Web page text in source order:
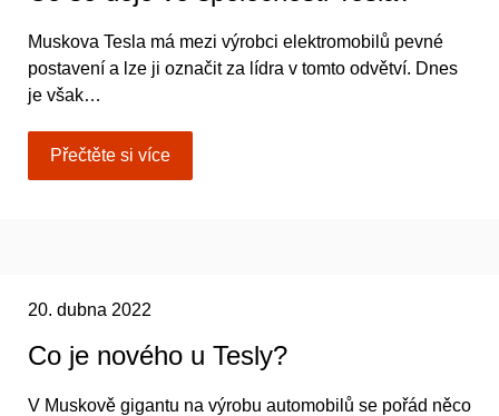
Muskova Tesla má mezi výrobci elektromobilů pevné
postavení a lze ji označit za lídra v tomto odvětví. Dnes
je však…
Přečtěte si více
20. dubna 2022
Co je nového u Tesly?
V Muskově gigantu na výrobu automobilů se pořád něco